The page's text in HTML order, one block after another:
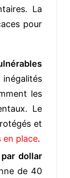
La
pour
les
Le
et
en place.
dollar
de 40